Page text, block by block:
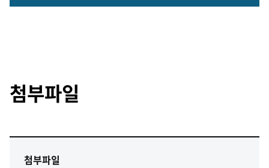
첨부파일
첨부파일